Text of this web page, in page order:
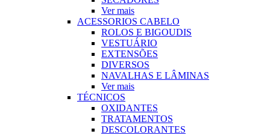
Ver mais
ACESSORIOS CABELO
ROLOS E BIGOUDIS
VESTUÁRIO
EXTENSÕES
DIVERSOS
NAVALHAS E LÂMINAS
Ver mais
TÉCNICOS
OXIDANTES
TRATAMENTOS
DESCOLORANTES